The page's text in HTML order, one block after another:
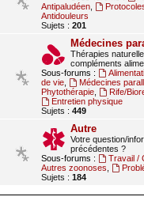
Antipaludéen
Antidouleurs
Sujets : 201
Médecines
Thérapies
compléments
Sous-forums :
de vie
Médecines
Phytothérapie
Rife/
Entretien physique
Sujets : 449
Autre
Votre question/
précédentes ?
Sous-forums :
Travail /
Autres zoonoses
Sujets : 184